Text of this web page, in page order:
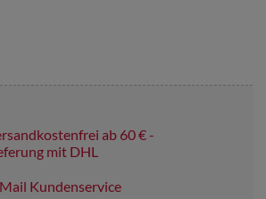
ab 60 € -
mit DHL
Kundenservice